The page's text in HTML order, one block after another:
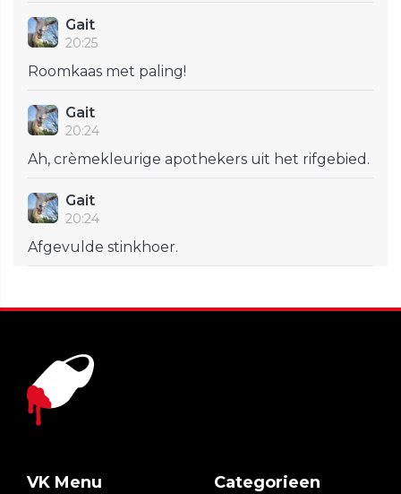
Gait
20:25
Roomkaas met paling!
Gait
20:24
Ah, crèmekleurige apothekers uit het rifgebied.
Gait
20:24
Afgevulde stinkhoer.
VK Menu Categorieen